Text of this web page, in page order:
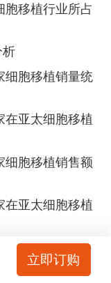
移植行业所占
析
胞移植销量统
亚太细胞移植
胞移植销售额
亚太细胞移植
销量和增长率
售额和增长率
立即订购